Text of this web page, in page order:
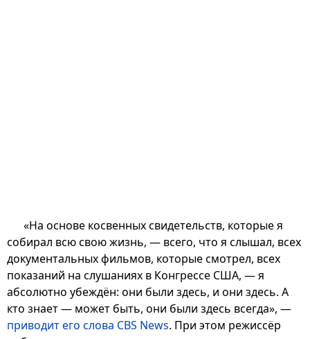
«На основе косвенных свидетельств, которые я
собирал всю свою жизнь, — всего, что я слышал, всех
документальных фильмов, которые смотрел, всех
показаний на слушаниях в Конгрессе США, — я
абсолютно убеждён: они были здесь, и они здесь. А
кто знает — может быть, они были здесь всегда», —
приводит его слова CBS News. При этом режиссёр